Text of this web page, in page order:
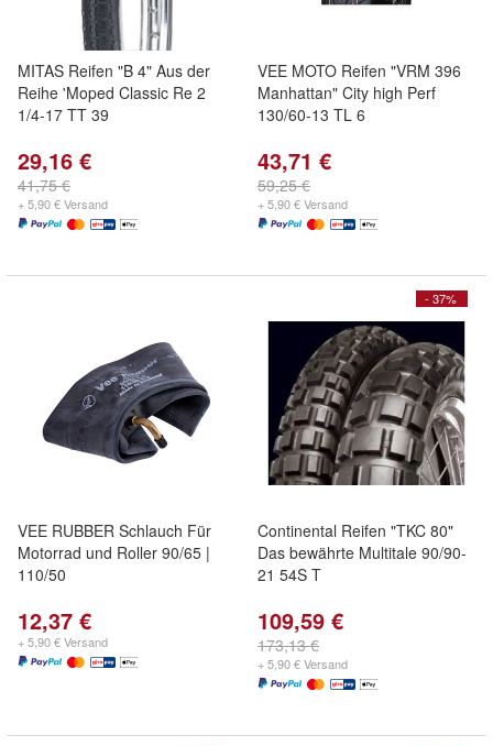
MITAS Reifen "B 4" Aus der
Reihe 'Moped Classic Re 2
1/4-17 TT 39
29,16 €
41,75 €
+ 5,90 € Versand
VEE MOTO Reifen "VRM 396
Manhattan" City high Perf
130/60-13 TL 6
43,71 €
59,25 €
+ 5,90 € Versand
VEE RUBBER Schlauch Für
Motorrad und Roller 90/65 |
110/50
12,37 €
+ 5,90 € Versand
- 37%
Continental Reifen "TKC 80"
Das bewährte Multitale 90/90-
21 54S T
109,59 €
173,13 €
+ 5,90 € Versand